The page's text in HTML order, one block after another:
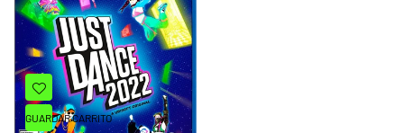
GUARDAR CARRITO